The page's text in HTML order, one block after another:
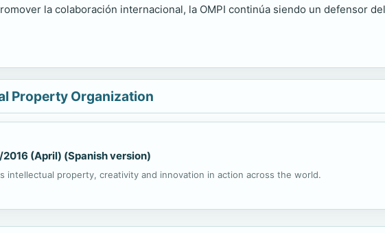
la colaboración internacional, la OMPI continúa siendo un defensor
Property Organization
(April) (Spanish version)
intellectual property, creativity and innovation in action across the world.